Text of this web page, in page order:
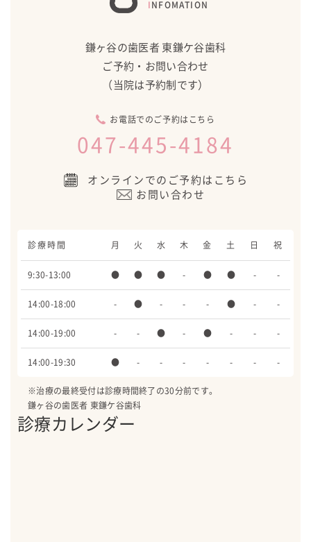
INFOMATION
鎌ヶ谷の歯医者 東鎌ケ谷歯科
ご予約・お問い合わせ
（当院は予約制です）
お電話でのご予約はこちら
047-445-4184
オンラインでのご予約はこちら
お問い合わせ
診療時間 月 火 水 木 金 土 日 祝
9:30-13:00 ● ● ● - ● ● - -
14:00-18:00 - ● - - - ● - -
14:00-19:00 - - ● - ● - - -
14:00-19:30 ● - - - - - - -
※治療の最終受付は診療時間終了の30分前です。
鎌ヶ谷の歯医者 東鎌ケ谷歯科
診療カレンダー